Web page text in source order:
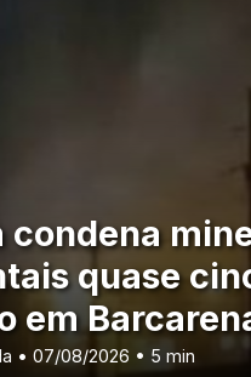
condena
quase
em
• 07/08/2026 • 5 min